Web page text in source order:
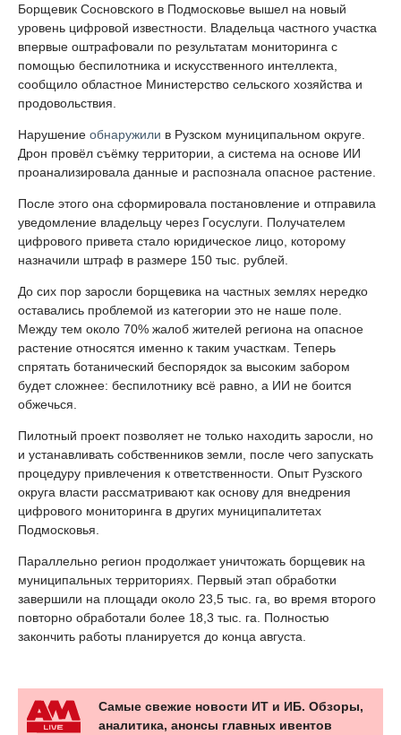
Борщевик Сосновского в Подмосковье вышел на новый
уровень цифровой известности. Владельца частного участка
впервые оштрафовали по результатам мониторинга с
помощью беспилотника и искусственного интеллекта,
сообщило областное Министерство сельского хозяйства и
продовольствия.
Нарушение обнаружили в Рузском муниципальном округе.
Дрон провёл съёмку территории, а система на основе ИИ
проанализировала данные и распознала опасное растение.
После этого она сформировала постановление и отправила
уведомление владельцу через Госуслуги. Получателем
цифрового привета стало юридическое лицо, которому
назначили штраф в размере 150 тыс. рублей.
До сих пор заросли борщевика на частных землях нередко
оставались проблемой из категории это не наше поле.
Между тем около 70% жалоб жителей региона на опасное
растение относятся именно к таким участкам. Теперь
спрятать ботанический беспорядок за высоким забором
будет сложнее: беспилотнику всё равно, а ИИ не боится
обжечься.
Пилотный проект позволяет не только находить заросли, но
и устанавливать собственников земли, после чего запускать
процедуру привлечения к ответственности. Опыт Рузского
округа власти рассматривают как основу для внедрения
цифрового мониторинга в других муниципалитетах
Подмосковья.
Параллельно регион продолжает уничтожать борщевик на
муниципальных территориях. Первый этап обработки
завершили на площади около 23,5 тыс. га, во время второго
повторно обработали более 18,3 тыс. га. Полностью
закончить работы планируется до конца августа.
Самые свежие новости ИТ и ИБ. Обзоры,
аналитика, анонсы главных ивентов